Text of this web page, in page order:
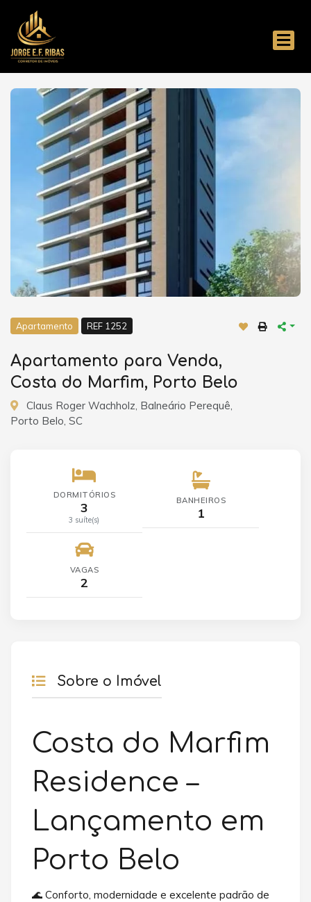
Apartamento REF 1252
Apartamento para Venda,
Costa do Marfim, Porto Belo
Claus Roger Wachholz, Balneário Perequê,
Porto Belo, SC
DORMITÓRIOS
3
3 suíte(s)
BANHEIROS
1
VAGAS
2
Sobre o Imóvel
Costa do Marfim
Residence –
Lançamento em
Porto Belo
🌊 Conforto, modernidade e excelente padrão de